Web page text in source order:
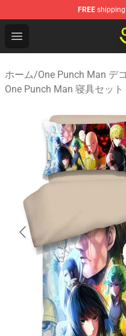
FREE
Open menu
Oppai Store - Official
ホーム/One Punch Man デ
One Punch Man 寝具セット